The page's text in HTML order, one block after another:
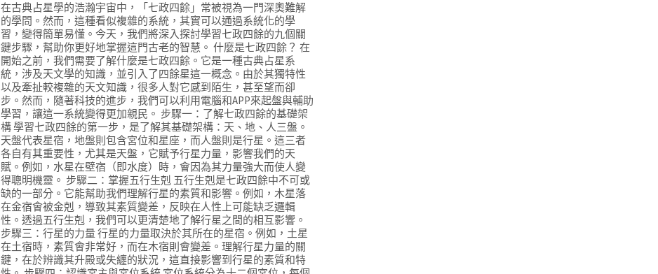
在古典占星學的浩瀚宇宙中，「七政四餘」常被視為一門深奧難解
的學問。然而，這種看似複雜的系統，其實可以通過系統化的學
習，變得簡單易懂。今天，我們將深入探討學習七政四餘的九個關
鍵步驟，幫助你更好地掌握這門古老的智慧。 什麼是七政四餘？ 在
開始之前，我們需要了解什麼是七政四餘。它是一種古典占星系
統，涉及天文學的知識，並引入了四餘星這一概念。由於其獨特性
以及牽扯較複雜的天文知識，很多人對它感到陌生，甚至望而卻
步。然而，隨著科技的進步，我們可以利用電腦和APP來起盤與輔助
學習，讓這一系統變得更加親民。 步驟一：了解七政四餘的基礎架
構 學習七政四餘的第一步，是了解其基礎架構：天、地、人三盤。
天盤代表星宿，地盤則包含宮位和星座，而人盤則是行星。這三者
各自有其重要性，尤其是天盤，它賦予行星力量，影響我們的天
賦。例如，水星在壁宿（即水度）時，會因為其力量強大而使人變
得聰明機靈。 步驟二：掌握五行生剋 五行生剋是七政四餘中不可或
缺的一部分。它能幫助我們理解行星的素質和影響。例如，木星落
在金宿會被金剋，導致其素質變差，反映在人性上可能缺乏邏輯
性。透過五行生剋，我們可以更清楚地了解行星之間的相互影響。
步驟三：行星的力量 行星的力量取決於其所在的星宿。例如，土星
在土宿時，素質會非常好，而在木宿則會變差。理解行星力量的關
鍵，在於辨識其升殿或失纏的狀況，這直接影響到行星的素質和特